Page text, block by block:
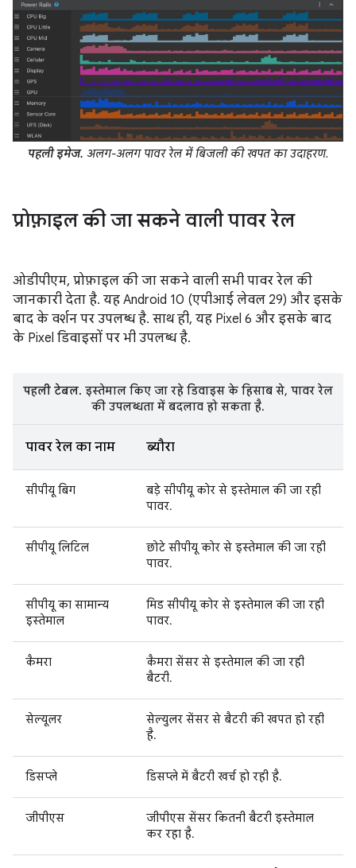
पहली इमेज. अलग-अलग पावर रेल में बिजली की खपत का उदाहरण.
प्रोफ़ाइल की जा सकने वाली पावर रेल
ओडीपीएम, प्रोफ़ाइल की जा सकने वाली सभी पावर रेल की
जानकारी देता है. यह Android 10 (एपीआई लेवल 29) और इसके
बाद के वर्शन पर उपलब्ध है. साथ ही, यह Pixel 6 और इसके बाद
के Pixel डिवाइसों पर भी उपलब्ध है.
पहली टेबल. इस्तेमाल किए जा रहे डिवाइस के हिसाब से, पावर रेल
की उपलब्धता में बदलाव हो सकता है.
पावर रेल का नाम ब्यौरा
सीपीयू बिग
बड़े सीपीयू कोर से इस्तेमाल की जा रही
पावर.
सीपीयू लिटिल
छोटे सीपीयू कोर से इस्तेमाल की जा रही
पावर.
सीपीयू का सामान्य
इस्तेमाल
मिड सीपीयू कोर से इस्तेमाल की जा रही
पावर.
कैमरा
कैमरा सेंसर से इस्तेमाल की जा रही
बैटरी.
सेल्यूलर
सेल्युलर सेंसर से बैटरी की खपत हो रही
है.
डिसप्ले डिसप्ले में बैटरी खर्च हो रही है.
जीपीएस
जीपीएस सेंसर कितनी बैटरी इस्तेमाल
कर रहा है.